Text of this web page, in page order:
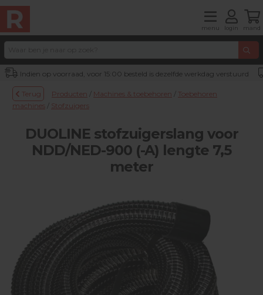
menu login mand
Indien op voorraad, voor 15:00 besteld is dezelfde werkdag verstuurd
Terug Producten / Machines & toebehoren / Toebehoren
machines / Stofzuigers
DUOLINE stofzuigerslang voor
NDD/NED-900 (-A) lengte 7,5
meter